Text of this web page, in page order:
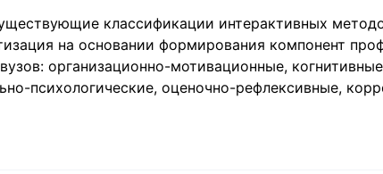
классификации интерактивных
на основании формирования компонент
организационно-мотивационные,
психологические, оценочно-рефлексивные,